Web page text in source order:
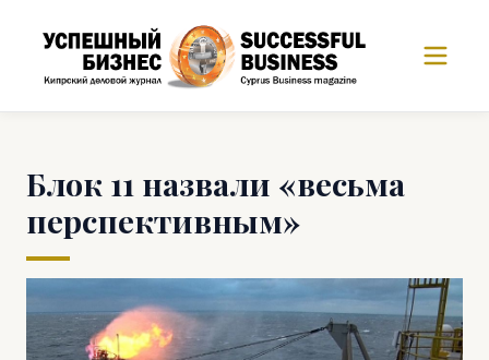
Блок 11 назвали «весьма
перспективным»